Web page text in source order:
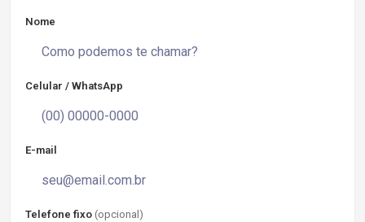
Nome
Celular / WhatsApp
E-mail
Telefone fixo (opcional)